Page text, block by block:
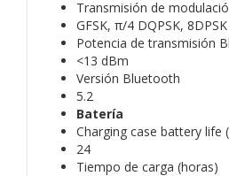
Transmisión de
GFSK, π/4 DQPSK, 8DPSK
Potencia de transmisión
<13 dBm
Versión Bluetooth
5.2
Batería
Charging case battery life
24
Tiempo de carga (horas)